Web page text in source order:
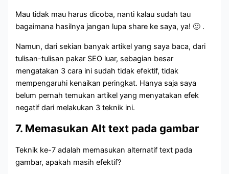
Mau tidak mau harus dicoba, nanti kalau sudah tau
bagaimana hasilnya jangan lupa share ke saya, ya! 🙂 .
Namun, dari sekian banyak artikel yang saya baca, dari
tulisan-tulisan pakar SEO luar, sebagian besar
mengatakan 3 cara ini sudah tidak efektif, tidak
mempengaruhi kenaikan peringkat. Hanya saja saya
belum pernah temukan artikel yang menyatakan efek
negatif dari melakukan 3 teknik ini.
7. Memasukan Alt text pada gambar
Teknik ke-7 adalah memasukan alternatif text pada
gambar, apakah masih efektif?